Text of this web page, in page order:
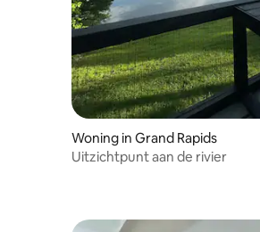
Woning in Grand Rapids
Uitzichtpunt aan de rivier